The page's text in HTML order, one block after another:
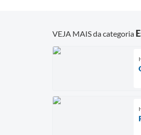
VEJA MAIS da categoria